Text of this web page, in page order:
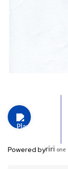
Powered byriri one